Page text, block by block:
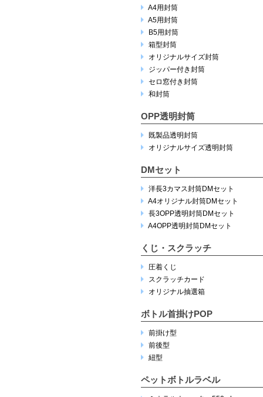
A4用封筒
A5用封筒
B5用封筒
箱型封筒
オリジナルサイズ封筒
ジッパー付き封筒
セロ窓付き封筒
和封筒
OPP透明封筒
既製品透明封筒
オリジナルサイズ透明封筒
DMセット
洋長3カマス封筒DMセット
A4オリジナル封筒DMセット
長3OPP透明封筒DMセット
A4OPP透明封筒DMセット
くじ・スクラッチ
圧着くじ
スクラッチカード
オリジナル抽選箱
ボトル首掛けPOP
前掛け型
前後型
紐型
ペットボトルラベル